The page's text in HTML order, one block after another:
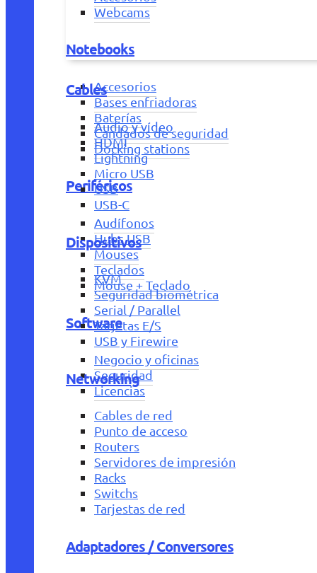
Webcams
Notebooks
Accesorios
Bases enfriadoras
Baterías
Candados de seguridad
Docking stations
Periféricos
Audífonos
Hubs USB
Mouses
Teclados
Mouse + Teclado
Software
Negocio y oficinas
Seguridad
Licencias
Cables
Audio y vídeo
HDMI
Lightning
Micro USB
USB
USB-C
Dispositivos
KVM
Seguridad biométrica
Serial / Parallel
Tarjetas E/S
USB y Firewire
Networking
Cables de red
Punto de acceso
Routers
Servidores de impresión
Racks
Switchs
Tarjestas de red
Adaptadores / Conversores